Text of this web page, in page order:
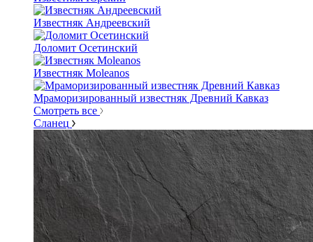
Известняк Андреевский
Доломит Осетинский
Известняк Moleanos
Мраморизированный известняк Древний Кавказ
Смотреть все
Сланец